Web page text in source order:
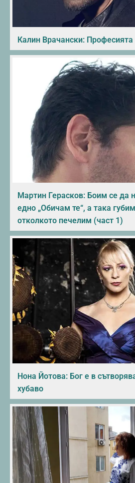
Калин Врачански:
Мартин Герасков: Боим се да
едно „Обичам те“, а така
отколкото печелим (част 1)
Нона Йотова: Бог е в
хубаво